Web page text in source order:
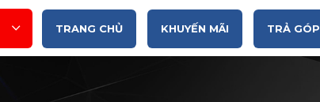
TRANG CHỦ KHUYẾN MÃI TRẢ GÓP